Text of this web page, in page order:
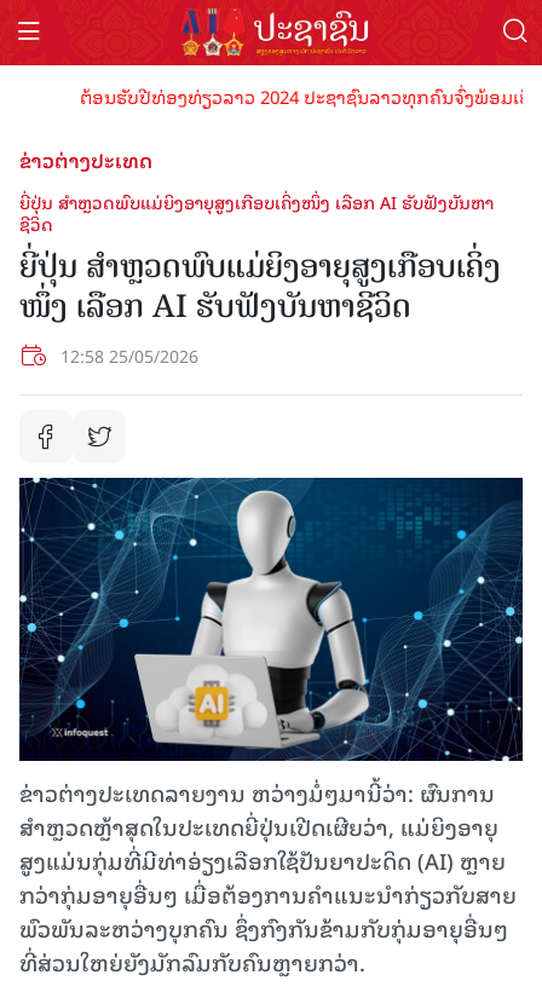
ຕ້ອນຮັບປີທ່ອງທ່ຽວລາວ 2024 ປະຊາຊົນລາວທຸກຄົນຈົ່ງພ້ອມເປັ
ຂ່າວຕ່າງປະເທດ
ຍີ່ປຸ່ນ ສຳຫຼວດພົບແມ່ຍິງອາຍຸສູງເກືອບເຄິ່ງໜຶ່ງ ເລືອກ AI ຮັບຟັງບັນຫາ
ຊີວິດ
ຍີ່ປຸ່ນ ສຳຫຼວດພົບແມ່ຍິງອາຍຸສູງເກືອບເຄິ່ງ
ໜຶ່ງ ເລືອກ AI ຮັບຟັງບັນຫາຊີວິດ
12:58 25/05/2026
ຂ່າວຕ່າງປະເທດລາຍງານ ຫວ່າງມໍ່ໆມານີ້ວ່າ: ຜົນການ
ສຳຫຼວດຫຼ້າສຸດໃນປະເທດຍີ່ປຸ່ນເປີດເຜີຍວ່າ, ແມ່ຍິງອາຍຸ
ສູງແມ່ນກຸ່ມທີ່ມີທ່າອ່ຽງເລືອກໃຊ້ປັນຍາປະດິດ (AI) ຫຼາຍ
ກວ່າກຸ່ມອາຍຸອື່ນໆ ເມື່ອຕ້ອງການຄຳແນະນຳກ່ຽວກັບສາຍ
ພົວພັນລະຫວ່າງບຸກຄົນ ຊຶ່ງກົງກັນຂ້າມກັບກຸ່ມອາຍຸອື່ນໆ
ທີ່ສ່ວນໃຫຍ່ຍັງມັກລົມກັບຄົນຫຼາຍກວ່າ.